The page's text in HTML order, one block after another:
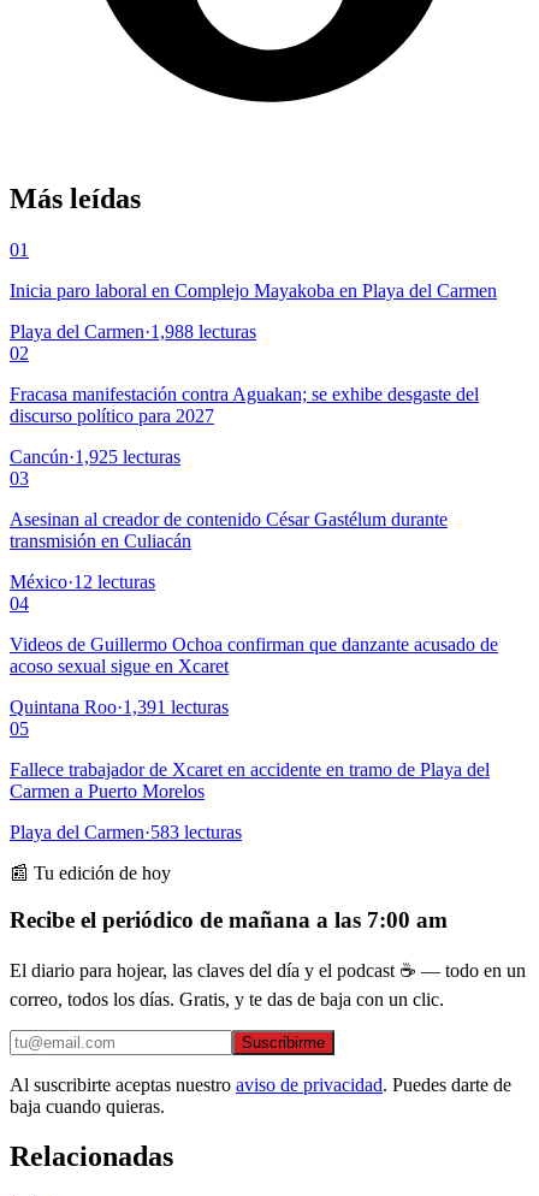
Más leídas
01
Inicia paro laboral en Complejo Mayakoba en Playa del Carmen
Playa del Carmen·1,988 lecturas
02
Fracasa manifestación contra Aguakan; se exhibe desgaste del
discurso político para 2027
Cancún·1,925 lecturas
03
Asesinan al creador de contenido César Gastélum durante
transmisión en Culiacán
México·12 lecturas
04
Videos de Guillermo Ochoa confirman que danzante acusado de
acoso sexual sigue en Xcaret
Quintana Roo·1,391 lecturas
05
Fallece trabajador de Xcaret en accidente en tramo de Playa del
Carmen a Puerto Morelos
Playa del Carmen·583 lecturas
📰 Tu edición de hoy
Recibe el periódico de mañana a las 7:00 am
El diario para hojear, las claves del día y el podcast ☕ — todo en un
correo, todos los días. Gratis, y te das de baja con un clic.
Suscribirme
Al suscribirte aceptas nuestro aviso de privacidad. Puedes darte de
baja cuando quieras.
Relacionadas